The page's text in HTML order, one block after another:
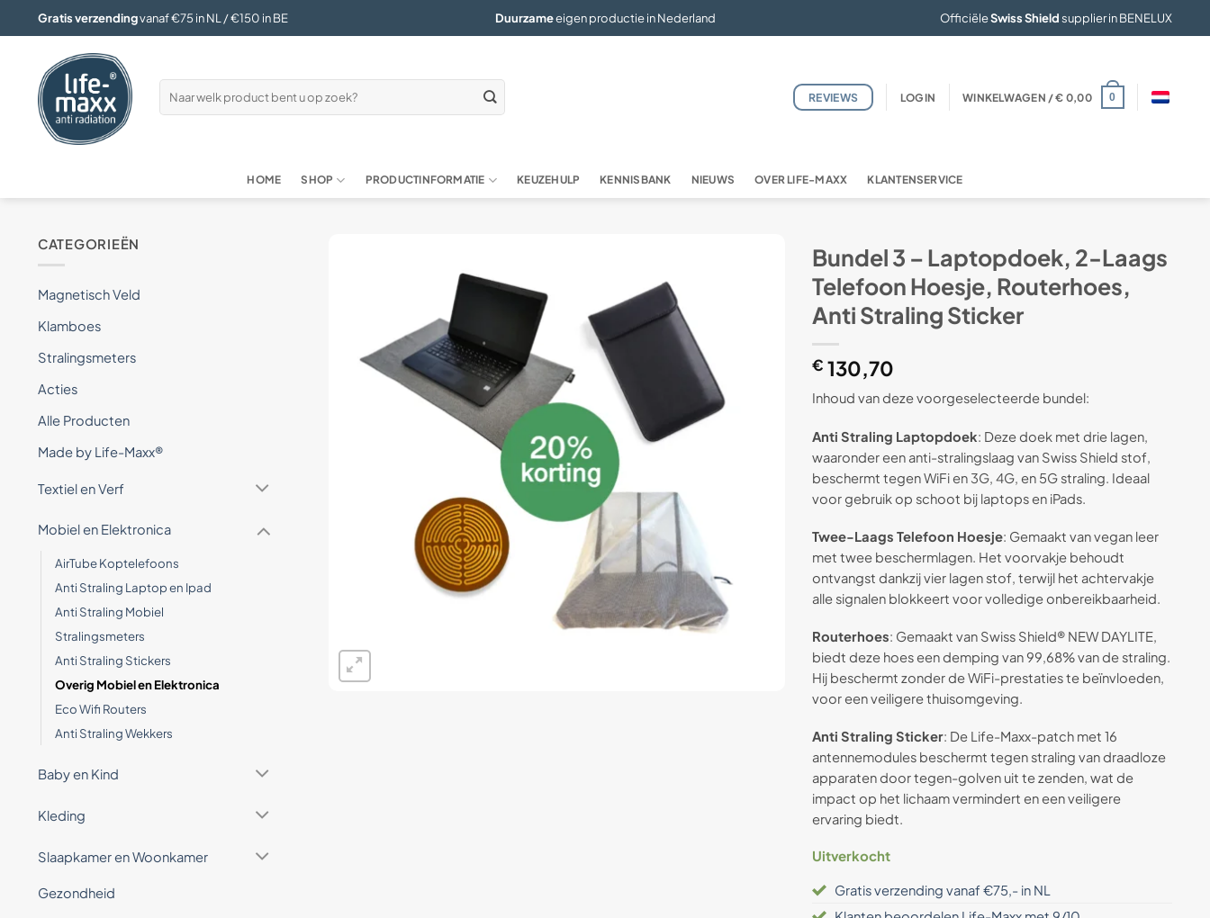
Gratis verzendingvanaf €75 in NL / €150 in BE Duurzameeigen productie in Nederland OfficiëleSwiss Shieldsupplier in BENELUX
Zoeken
naar:
REVIEWS LOGIN WINKELWAGEN /€ 0,00 0
HOME SHOP PRODUCTINFORMATIE KEUZEHULP KENNISBANK NIEUWS OVER LIFE-MAXX KLANTENSERVICE
Bundel 3 – Laptopdoek, 2-Laags
Telefoon Hoesje, Routerhoes,
Anti Straling Sticker
€ 130,70
Inhoud van deze voorgeselecteerde bundel:
Anti Straling Laptopdoek: Deze doek met drie lagen,
waaronder een anti-stralingslaag van Swiss Shield stof,
beschermt tegen WiFi en 3G, 4G, en 5G straling. Ideaal
voor gebruik op schoot bij laptops en iPads.
Twee-Laags Telefoon Hoesje: Gemaakt van vegan leer
met twee beschermlagen. Het voorvakje behoudt
ontvangst dankzij vier lagen stof, terwijl het achtervakje
alle signalen blokkeert voor volledige onbereikbaarheid.
Routerhoes: Gemaakt van Swiss Shield® NEW DAYLITE,
biedt deze hoes een demping van 99,68% van de straling.
Hij beschermt zonder de WiFi-prestaties te beïnvloeden,
voor een veiligere thuisomgeving.
Anti Straling Sticker: De Life-Maxx-patch met 16
antennemodules beschermt tegen straling van draadloze
apparaten door tegen-golven uit te zenden, wat de
impact op het lichaam vermindert en een veiligere
ervaring biedt.
Uitverkocht
Gratis verzending vanaf €75,- in NL
CATEGORIEËN
Magnetisch Veld
Klamboes
Stralingsmeters
Acties
Alle Producten
Made by Life-Maxx®
Textiel en Verf
Mobiel en Elektronica
AirTube Koptelefoons
Anti Straling Laptop en Ipad
Anti Straling Mobiel
Stralingsmeters
Anti Straling Stickers
Overig Mobiel en Elektronica
Eco Wifi Routers
Anti Straling Wekkers
Baby en Kind
Kleding
Slaapkamer en Woonkamer
Gezondheid